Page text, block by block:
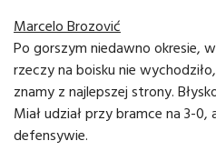
Marcelo Brozović
Po gorszym niedawno okresie,
rzeczy na boisku nie
znamy z najlepszej strony.
Miał udział przy bramce na 3-
defensywie.